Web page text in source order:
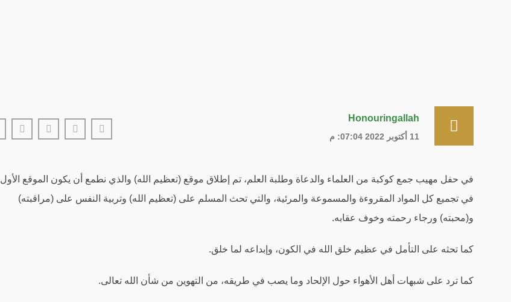
Honouringallah
11 أكتوبر 2022 07:04: م
في حفل مهيب جمع كوكبة من العلماء والدعاة وطلبة العلم، تم إطلاق موقع (تعظيم الله) والذي نطمع أن يكون الموقع الأول
في تجميع كل المواد المقروءة والمسموعة والمرئية، والتي تحث المسلم على (تعظيم الله) وتربية النفس على (مراقبته)
و(محبته) ورجاء رحمته وخوف عقابه.
كما تحثه على التأمل في عظيم خلق الله في الكون، وإبداعه لما خلق.
كما ترد على شبهات أهل الأهواء حول الإلحاد وما يصب في طريقه، من التهوين من شأن الله تعالى.